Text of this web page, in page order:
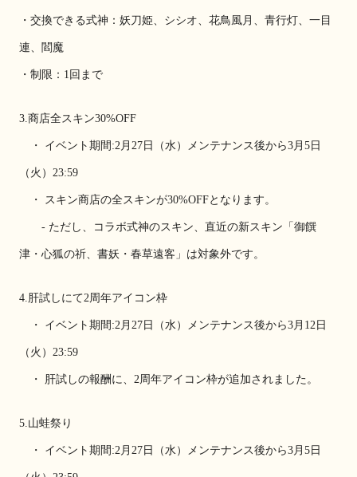
・交換できる式神：妖刀姫、シシオ、花鳥風月、青行灯、一目
連、閻魔
・制限：1回まで
3.商店全スキン30%OFF
・ イベント期間:2月27日（水）メンテナンス後から3月5日
（火）23:59
・ スキン商店の全スキンが30%OFFとなります。
- ただし、コラボ式神のスキン、直近の新スキン「御饌
津・心狐の祈、書妖・春草遠客」は対象外です。
4.肝試しにて2周年アイコン枠
・ イベント期間:2月27日（水）メンテナンス後から3月12日
（火）23:59
・ 肝試しの報酬に、2周年アイコン枠が追加されました。
5.山蛙祭り
・ イベント期間:2月27日（水）メンテナンス後から3月5日